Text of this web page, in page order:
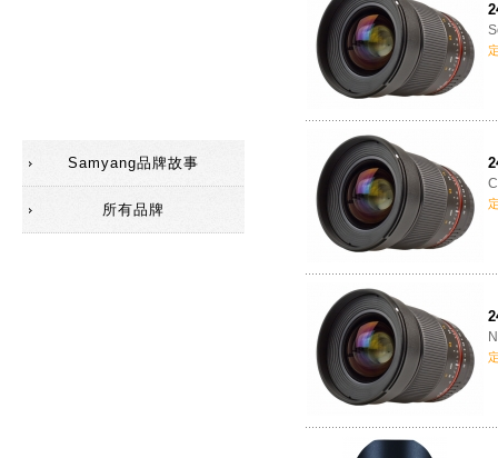
Samyang品牌故事
所有品牌